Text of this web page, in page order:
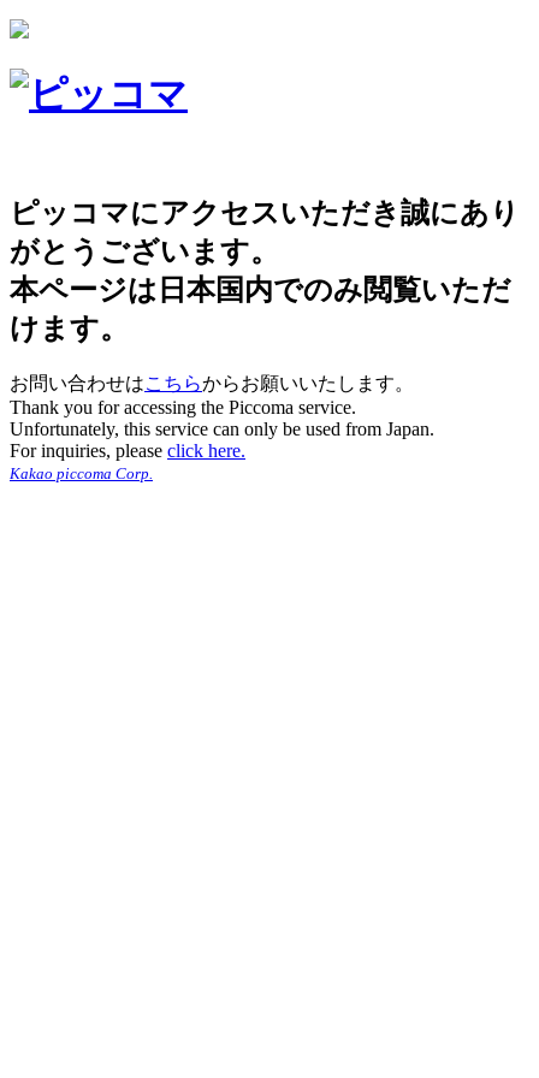
ピッコマにアクセスいただき誠にあり
がとうございます。
本ページは日本国内でのみ閲覧いただ
けます。
お問い合わせはこちらからお願いいたします。
Thank you for accessing the Piccoma service.
Unfortunately, this service can only be used from Japan.
For inquiries, please click here.
Kakao piccoma Corp.